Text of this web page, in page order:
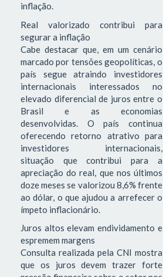
inflação.
Real valorizado contribui para
segurar a inflação
Cabe destacar que, em um cenário
marcado por tensões geopolíticas, o
país segue atraindo investidores
internacionais interessados no
elevado diferencial de juros entre o
Brasil e as economias
desenvolvidas. O país continua
oferecendo retorno atrativo para
investidores internacionais,
situação que contribui para a
apreciação do real, que nos últimos
doze meses se valorizou 8,6% frente
ao dólar, o que ajudou a arrefecer o
ímpeto inflacionário.
Juros altos elevam endividamento e
espremem margens
Consulta realizada pela CNI mostra
que os juros devem trazer forte